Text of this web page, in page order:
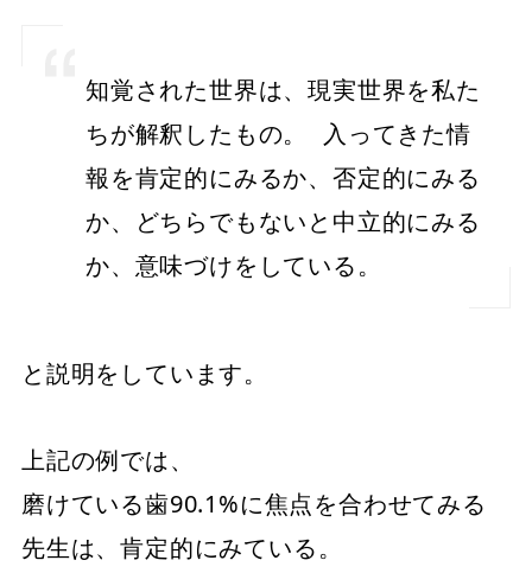
知覚された世界は、現実世界を私た
ちが解釈したもの。 入ってきた情
報を肯定的にみるか、否定的にみる
か、どちらでもないと中立的にみる
か、意味づけをしている。
と説明をしています。
上記の例では、
磨けている歯90.1%に焦点を合わせてみる
先生は、肯定的にみている。